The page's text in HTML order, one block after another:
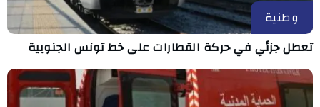
وطنية
تعطل جزئي في حركة القطارات على خط تونس الجنوبية